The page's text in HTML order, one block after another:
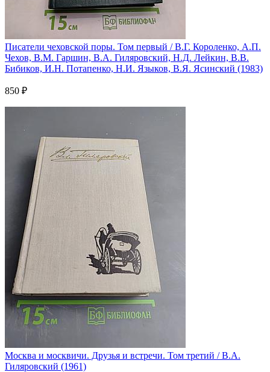
Писатели чеховской поры. Том первый / В.Г. Короленко, А.П.
Чехов, В.М. Гаршин, В.А. Гиляровский, Н.Д. Лейкин, В.В.
Бибиков, И.Н. Потапенко, Н.И. Языков, В.Я. Ясинский (1983)
850 ₽
Москва и москвичи. Друзья и встречи. Том третий / В.А.
Гиляровский (1961)